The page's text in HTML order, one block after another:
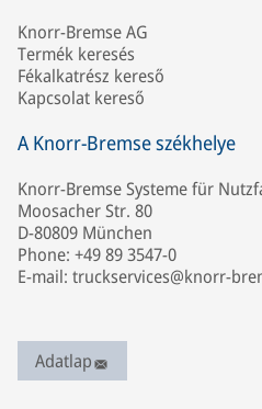
Knorr-Bremse AG
Termék keresés
Fékalkatrész kereső
Kapcsolat kereső
A Knorr-Bremse székhelye
Knorr-Bremse Systeme für
Moosacher Str. 80
D-80809 München
Phone: +49 89 3547-0
E-mail: truckservices@knorr-
Adatlap